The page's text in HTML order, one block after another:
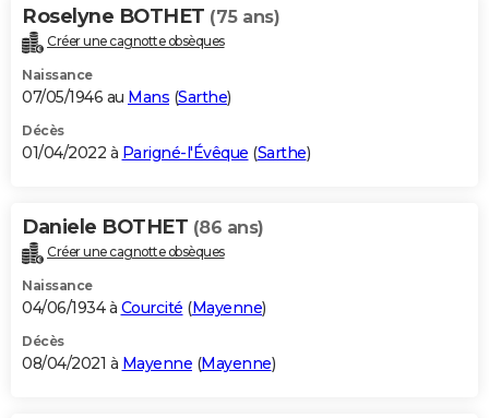
Bricolage
Lifestyle
Culture
Sport
Auto
Television
Voyage
Cinema
Roselyne BOTHET (75 ans)
Créer une cagnotte obsèques
Naissance
07/05/1946 au Mans (Sarthe)
Décès
01/04/2022 à Parigné-l'Évêque (Sarthe)
Daniele BOTHET (86 ans)
Créer une cagnotte obsèques
Naissance
04/06/1934 à Courcité (Mayenne)
Décès
08/04/2021 à Mayenne (Mayenne)